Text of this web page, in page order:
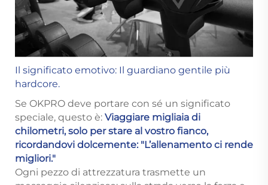
Il significato emotivo: Il guardiano gentile più
hardcore.
Se OKPRO deve portare con sé un significato
speciale, questo è: Viaggiare migliaia di
chilometri, solo per stare al vostro fianco,
ricordandovi dolcemente: "L’allenamento ci rende
migliori."
Ogni pezzo di attrezzatura trasmette un